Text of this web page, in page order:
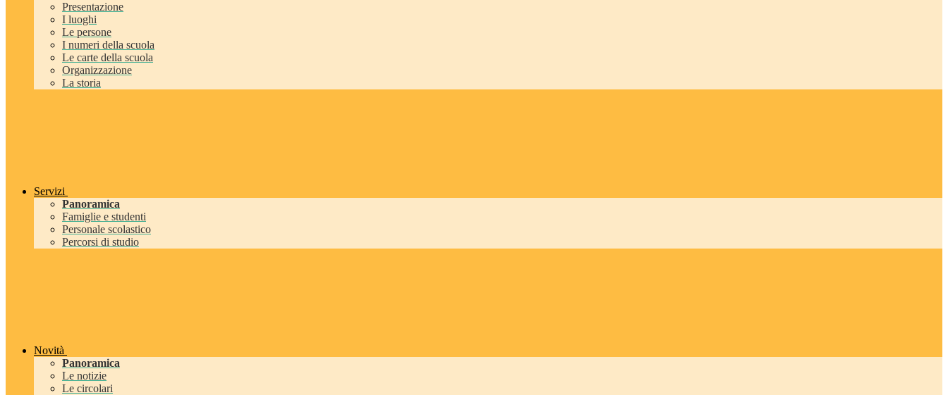
Presentazione
I luoghi
Le persone
I numeri della scuola
Le carte della scuola
Organizzazione
La storia
Servizi
Panoramica
Famiglie e studenti
Personale scolastico
Percorsi di studio
Novità
Panoramica
Le notizie
Le circolari